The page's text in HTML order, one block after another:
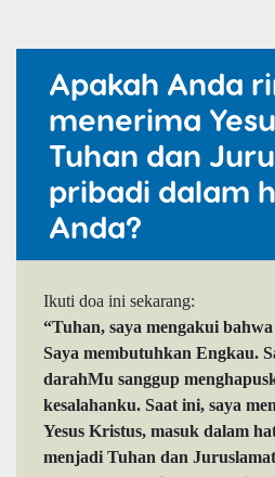
Apakah Anda
menerima
Tuhan dan
pribadi dalam
Anda?
Ikuti doa ini sekarang:
“Tuhan, saya mengakui
Saya membutuhkan Engkau.
darahMu sanggup
kesalahanku. Saat ini, saya
Yesus Kristus, masuk dalam
menjadi Tuhan dan